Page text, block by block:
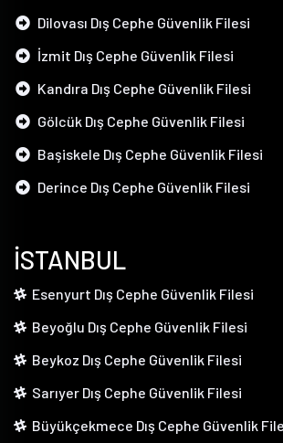
Dilovası Dış Cephe Güvenlik Filesi
İzmit Dış Cephe Güvenlik Filesi
Kandıra Dış Cephe Güvenlik Filesi
Gölcük Dış Cephe Güvenlik Filesi
Başiskele Dış Cephe Güvenlik Filesi
Derince Dış Cephe Güvenlik Filesi
İSTANBUL
Esenyurt Dış Cephe Güvenlik Filesi
Beyoğlu Dış Cephe Güvenlik Filesi
Beykoz Dış Cephe Güvenlik Filesi
Sarıyer Dış Cephe Güvenlik Filesi
Büyükçekmece Dış Cephe Güvenlik